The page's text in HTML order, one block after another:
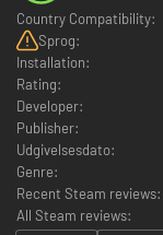
Country Compatibility:
Sprog:
Installation:
Rating:
Developer:
Publisher:
Udgivelsesdato:
Genre:
Recent Steam reviews:
All Steam reviews: